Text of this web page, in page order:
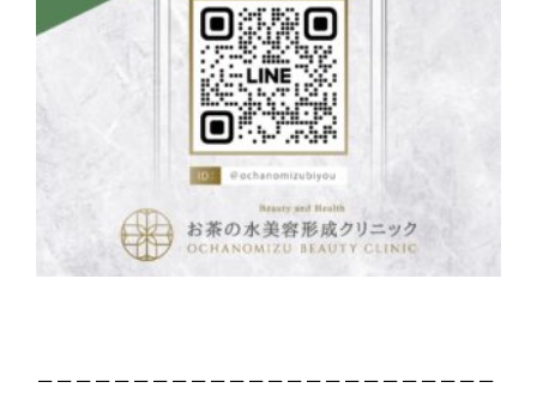
－－－－－－－－－－－－－－－－－－－－－－－－